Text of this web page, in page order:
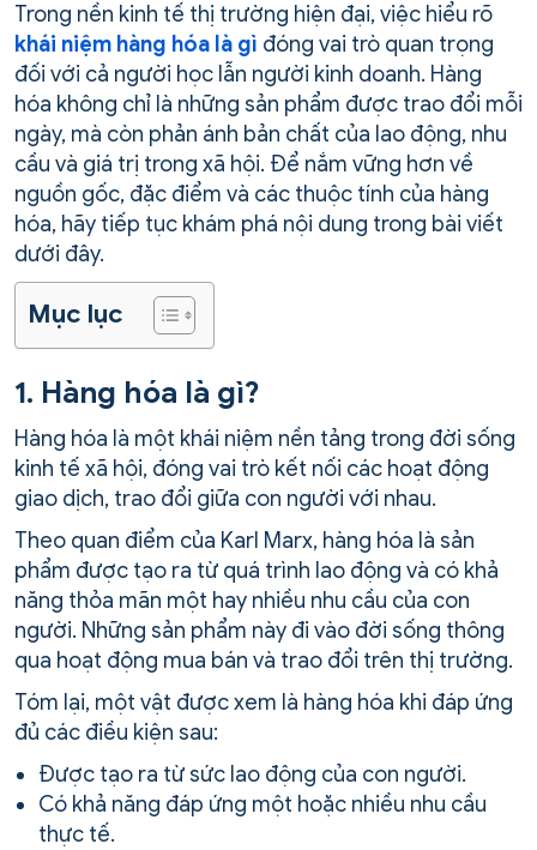
Trong nền kinh tế thị trường hiện đại, việc hiểu rõ
khái niệm hàng hóa là gì đóng vai trò quan trọng
đối với cả người học lẫn người kinh doanh. Hàng
hóa không chỉ là những sản phẩm được trao đổi mỗi
ngày, mà còn phản ánh bản chất của lao động, nhu
cầu và giá trị trong xã hội. Để nắm vững hơn về
nguồn gốc, đặc điểm và các thuộc tính của hàng
hóa, hãy tiếp tục khám phá nội dung trong bài viết
dưới đây.
Mục lục
1. Hàng hóa là gì?
Hàng hóa là một khái niệm nền tảng trong đời sống
kinh tế xã hội, đóng vai trò kết nối các hoạt động
giao dịch, trao đổi giữa con người với nhau.
Theo quan điểm của Karl Marx, hàng hóa là sản
phẩm được tạo ra từ quá trình lao động và có khả
năng thỏa mãn một hay nhiều nhu cầu của con
người. Những sản phẩm này đi vào đời sống thông
qua hoạt động mua bán và trao đổi trên thị trường.
Tóm lại, một vật được xem là hàng hóa khi đáp ứng
đủ các điều kiện sau:
Được tạo ra từ sức lao động của con người.
Có khả năng đáp ứng một hoặc nhiều nhu cầu
thực tế.